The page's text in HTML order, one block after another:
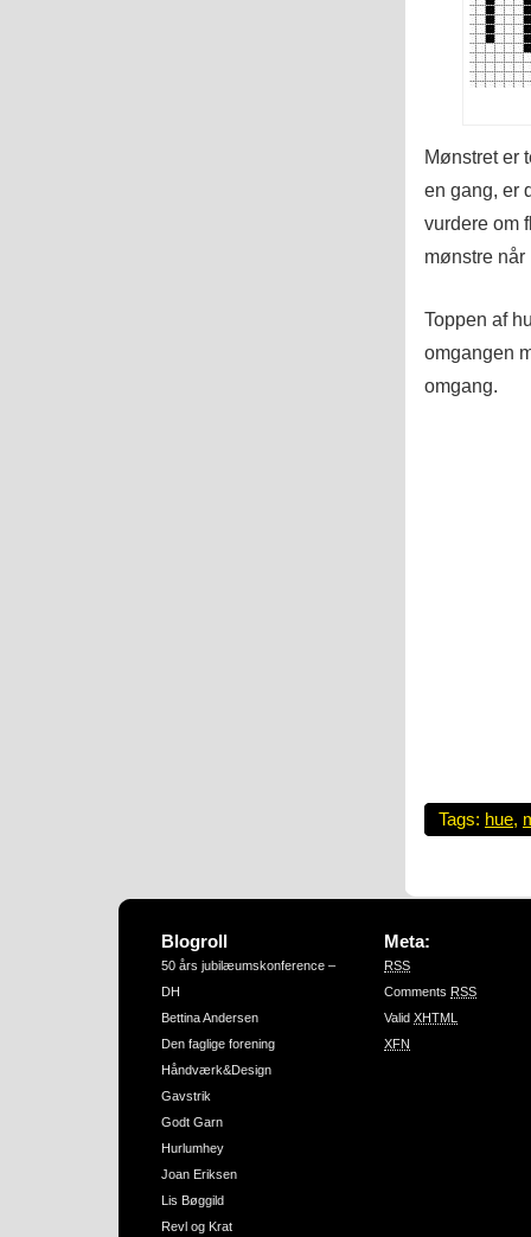
Mønstret er
en gang, er
vurdere om
mønstre når
Toppen af
omgangen
omgang.
Tags: hue,
Blogroll
50 års jubilæumskonference –
DH
Bettina Andersen
Den faglige forening
Håndværk&Design
Gavstrik
Godt Garn
Hurlumhey
Joan Eriksen
Lis Bøggild
Revl og Krat
Meta:
RSS
Comments RSS
Valid XHTML
XFN